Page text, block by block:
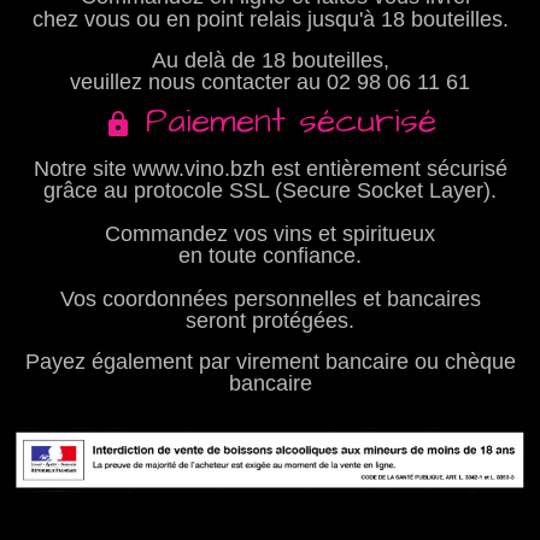
chez vous ou en point relais jusqu'à 18 bouteilles.
Au delà de 18 bouteilles,
veuillez nous contacter au 02 98 06 11 61
Paiement sécurisé
Notre site www.vino.bzh est entièrement sécurisé
grâce au protocole SSL (Secure Socket Layer).
Commandez vos vins et spiritueux
en toute confiance.
Vos coordonnées personnelles et bancaires
seront protégées.
Payez également par virement bancaire ou chèque
bancaire